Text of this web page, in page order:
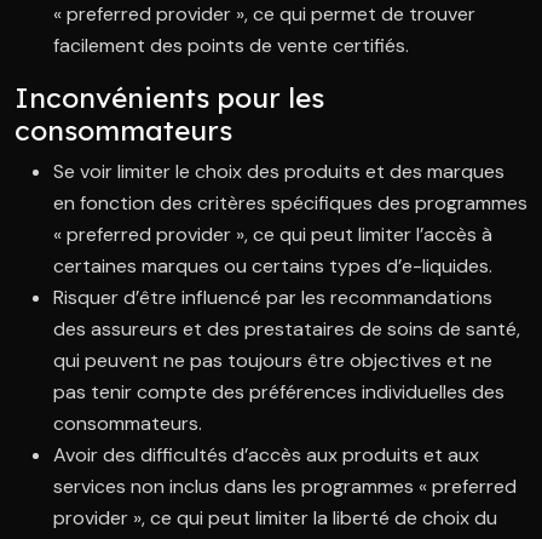
« preferred provider », ce qui permet de trouver
facilement des points de vente certifiés.
Inconvénients pour les
consommateurs
Se voir limiter le choix des produits et des marques
en fonction des critères spécifiques des programmes
« preferred provider », ce qui peut limiter l’accès à
certaines marques ou certains types d’e-liquides.
Risquer d’être influencé par les recommandations
des assureurs et des prestataires de soins de santé,
qui peuvent ne pas toujours être objectives et ne
pas tenir compte des préférences individuelles des
consommateurs.
Avoir des difficultés d’accès aux produits et aux
services non inclus dans les programmes « preferred
provider », ce qui peut limiter la liberté de choix du